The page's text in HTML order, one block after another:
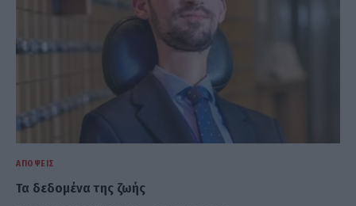
ΑΠΌΨΕΙΣ
Τα δεδομένα της ζωής